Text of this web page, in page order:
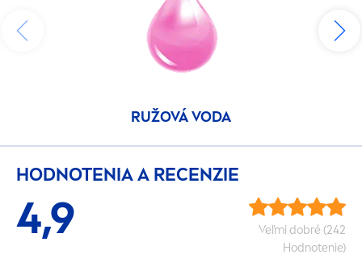
RUŽOVÁ VODA
HODNOTENIA A RECENZIE
4,9
Veľmi dobré (242
Hodnotenie)